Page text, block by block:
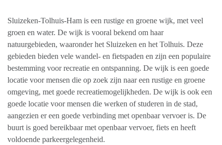
Sluizeken-Tolhuis-Ham is een rustige en groene wijk, met veel
groen en water. De wijk is vooral bekend om haar
natuurgebieden, waaronder het Sluizeken en het Tolhuis. Deze
gebieden bieden vele wandel- en fietspaden en zijn een populaire
bestemming voor recreatie en ontspanning. De wijk is een goede
locatie voor mensen die op zoek zijn naar een rustige en groene
omgeving, met goede recreatiemogelijkheden. De wijk is ook een
goede locatie voor mensen die werken of studeren in de stad,
aangezien er een goede verbinding met openbaar vervoer is. De
buurt is goed bereikbaar met openbaar vervoer, fiets en heeft
voldoende parkeergelegenheid.